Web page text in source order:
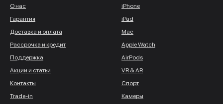
О нас
Гарантия
Доставка и оплата
Рассрочка и кредит
Поддержка
Акции и статьи
Контакты
Trade-in
iPhone
iPad
Mac
Apple Watch
AirPods
VR & AR
Спорт
Камеры